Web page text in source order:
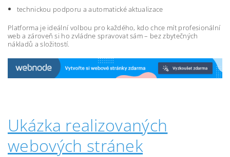
technickou podporu a automatické aktualizace
Platforma je ideální volbou pro každého, kdo chce mít profesionální
web a zároveň si ho zvládne spravovat sám – bez zbytečných
nákladů a složitostí.
Ukázka realizovaných
webových stránek